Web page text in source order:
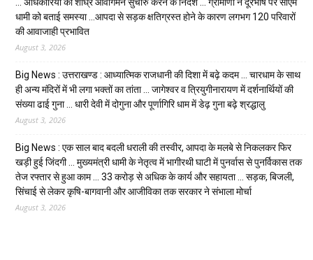
धामी को बताई समस्या …आपदा से सड़क क्षतिग्रस्त होने के कारण लगभग 120 परिवारों
की आवाजाही प्रभावित
August 3, 2026
Big News : उत्तराखण्ड : आध्यात्मिक राजधानी की दिशा में बढ़े कदम … चारधाम के साथ
ही अन्य मंदिरों में भी लगा भक्तों का तांता … जागेश्वर व त्रियुगीनारायण में दर्शनार्थियों की
संख्या ढाई गुना … धारी देवी में दोगुना और पूर्णागिरि धाम में डेढ़ गुना बढ़े श्रद्धालु
August 3, 2026
Big News : एक साल बाद बदली धराली की तस्वीर, आपदा के मलबे से निकलकर फिर
खड़ी हुई जिंदगी … मुख्यमंत्री धामी के नेतृत्व में भागीरथी घाटी में पुनर्वास से पुनर्विकास तक
तेज रफ्तार से हुआ काम … ₹33 करोड़ से अधिक के कार्य और सहायता … सड़क, बिजली,
सिंचाई से लेकर कृषि-बागवानी और आजीविका तक सरकार ने संभाला मोर्चा
August 3, 2026